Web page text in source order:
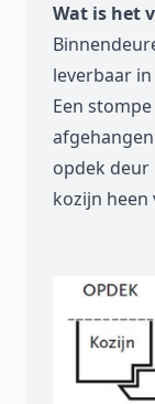
Wat is het
leverbaar
Een
opdek
kozijn heen